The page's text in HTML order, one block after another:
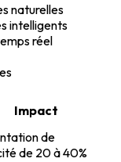
naturelles
intelligents
réel
Impact
de
de 20 à 40%